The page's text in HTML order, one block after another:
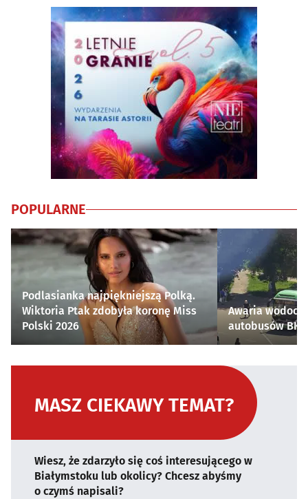
POPULARNE
Podlasianka najpiękniejszą Polką.
Wiktoria Ptak zdobyła koronę Miss
Polski 2026
Awaria
autobusów
MASZ CIEKAWY TEMAT?
Wiesz, że zdarzyło się coś interesującego w
Białymstoku lub okolicy? Chcesz abyśmy
o czymś napisali?